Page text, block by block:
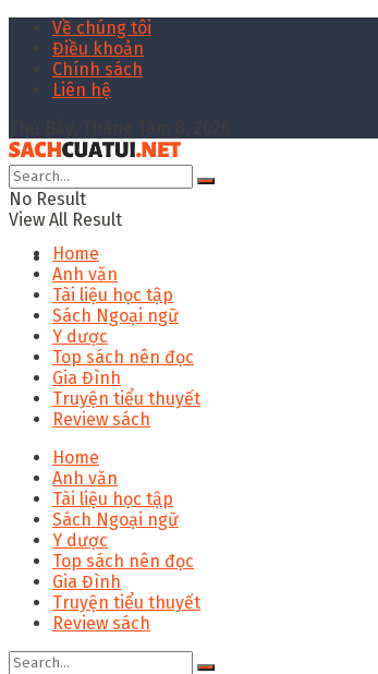
Về chúng tôi
Điều khoản
Chính sách
Liên hệ
No Result
View All Result
Home
Anh văn
Tài liệu học tập
Sách Ngoại ngữ
Y dược
Top sách nên đọc
Gia Đình
Truyện tiểu thuyết
Review sách
Home
Anh văn
Tài liệu học tập
Sách Ngoại ngữ
Y dược
Top sách nên đọc
Gia Đình
Truyện tiểu thuyết
Review sách